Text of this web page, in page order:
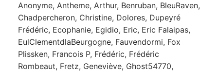
Anonyme, Antheme, Arthur, Benruban, BleuRaven,
Chadpercheron, Christine, Dolores, Dupeyré
Frédéric, Ecophanie, Egidio, Eric, Eric Falaipas,
EulClementdlaBeurgogne, Fauvendormi, Fox
Plissken, Francois P, Frédéric, Frédéric
Rombeaut, Fretz, Geneviève, Ghost54770,